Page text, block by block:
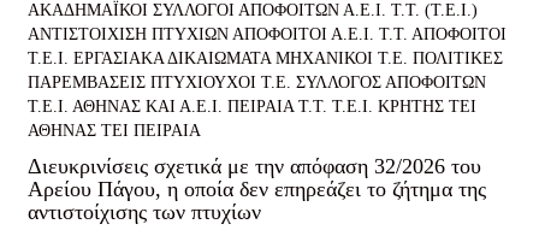
ΑΚΑΔΗΜΑΪΚΟΙ ΣΥΛΛΟΓΟΙ ΑΠΟΦΟΙΤΩΝ Α.Ε.Ι. Τ.Τ. (Τ.Ε.Ι.)
ΑΝΤΙΣΤΟΙΧΙΣΗ ΠΤΥΧΙΩΝ ΑΠΟΦΟΙΤΟΙ Α.Ε.Ι. Τ.Τ. ΑΠΟΦΟΙΤΟΙ
Τ.Ε.Ι. ΕΡΓΑΣΙΑΚΑ ΔΙΚΑΙΩΜΑΤΑ ΜΗΧΑΝΙΚΟΙ Τ.Ε. ΠΟΛΙΤΙΚΕΣ
ΠΑΡΕΜΒΑΣΕΙΣ ΠΤΥΧΙΟΥΧΟΙ Τ.Ε. ΣΥΛΛΟΓΟΣ ΑΠΟΦΟΙΤΩΝ
Τ.Ε.Ι. ΑΘΗΝΑΣ ΚΑΙ Α.Ε.Ι. ΠΕΙΡΑΙΑ Τ.Τ. Τ.Ε.Ι. ΚΡΗΤΗΣ ΤΕΙ
ΑΘΗΝΑΣ ΤΕΙ ΠΕΙΡΑΙΑ
Διευκρινίσεις σχετικά με την απόφαση 32/2026 του
Αρείου Πάγου, η οποία δεν επηρεάζει το ζήτημα της
αντιστοίχισης των πτυχίων